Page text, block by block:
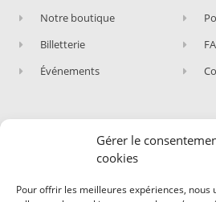
Gérer le
cookies
Pour offrir les meilleures expériences, nous
Notre boutique
Billetterie
Événements
ABONNEZ-VOUS À NOTRE
Cours !